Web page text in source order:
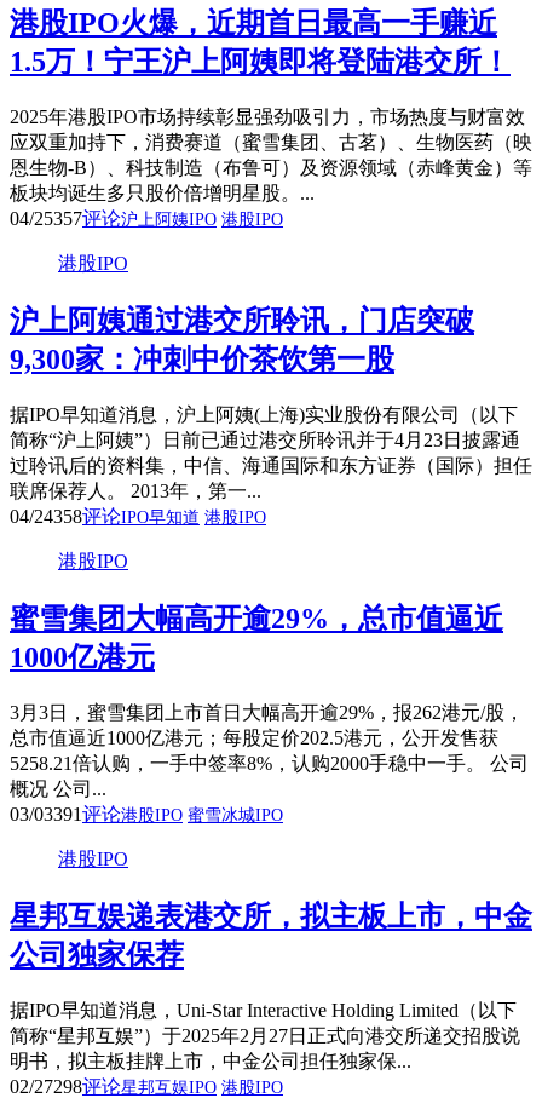
港股IPO火爆，近期首日最高一手赚近
1.5万！宁王沪上阿姨即将登陆港交所！
2025年港股IPO市场持续彰显强劲吸引力，市场热度与财富效
应双重加持下，消费赛道（蜜雪集团、古茗）、生物医药（映
恩生物-B）、科技制造（布鲁可）及资源领域（赤峰黄金）等
板块均诞生多只股价倍增明星股。...
04/25357评论沪上阿姨IPO 港股IPO
港股IPO
沪上阿姨通过港交所聆讯，门店突破
9,300家：冲刺中价茶饮第一股
据IPO早知道消息，沪上阿姨(上海)实业股份有限公司（以下
简称“沪上阿姨”）日前已通过港交所聆讯并于4月23日披露通
过聆讯后的资料集，中信、海通国际和东方证券（国际）担任
联席保荐人。 2013年，第一...
04/24358评论IPO早知道 港股IPO
港股IPO
蜜雪集团大幅高开逾29%，总市值逼近
1000亿港元
3月3日，蜜雪集团上市首日大幅高开逾29%，报262港元/股，
总市值逼近1000亿港元；每股定价202.5港元，公开发售获
5258.21倍认购，一手中签率8%，认购2000手稳中一手。 公司
概况 公司...
03/03391评论港股IPO 蜜雪冰城IPO
港股IPO
星邦互娱递表港交所，拟主板上市，中金
公司独家保荐
据IPO早知道消息，Uni-Star Interactive Holding Limited（以下
简称“星邦互娱”）于2025年2月27日正式向港交所递交招股说
明书，拟主板挂牌上市，中金公司担任独家保...
02/27298评论星邦互娱IPO 港股IPO